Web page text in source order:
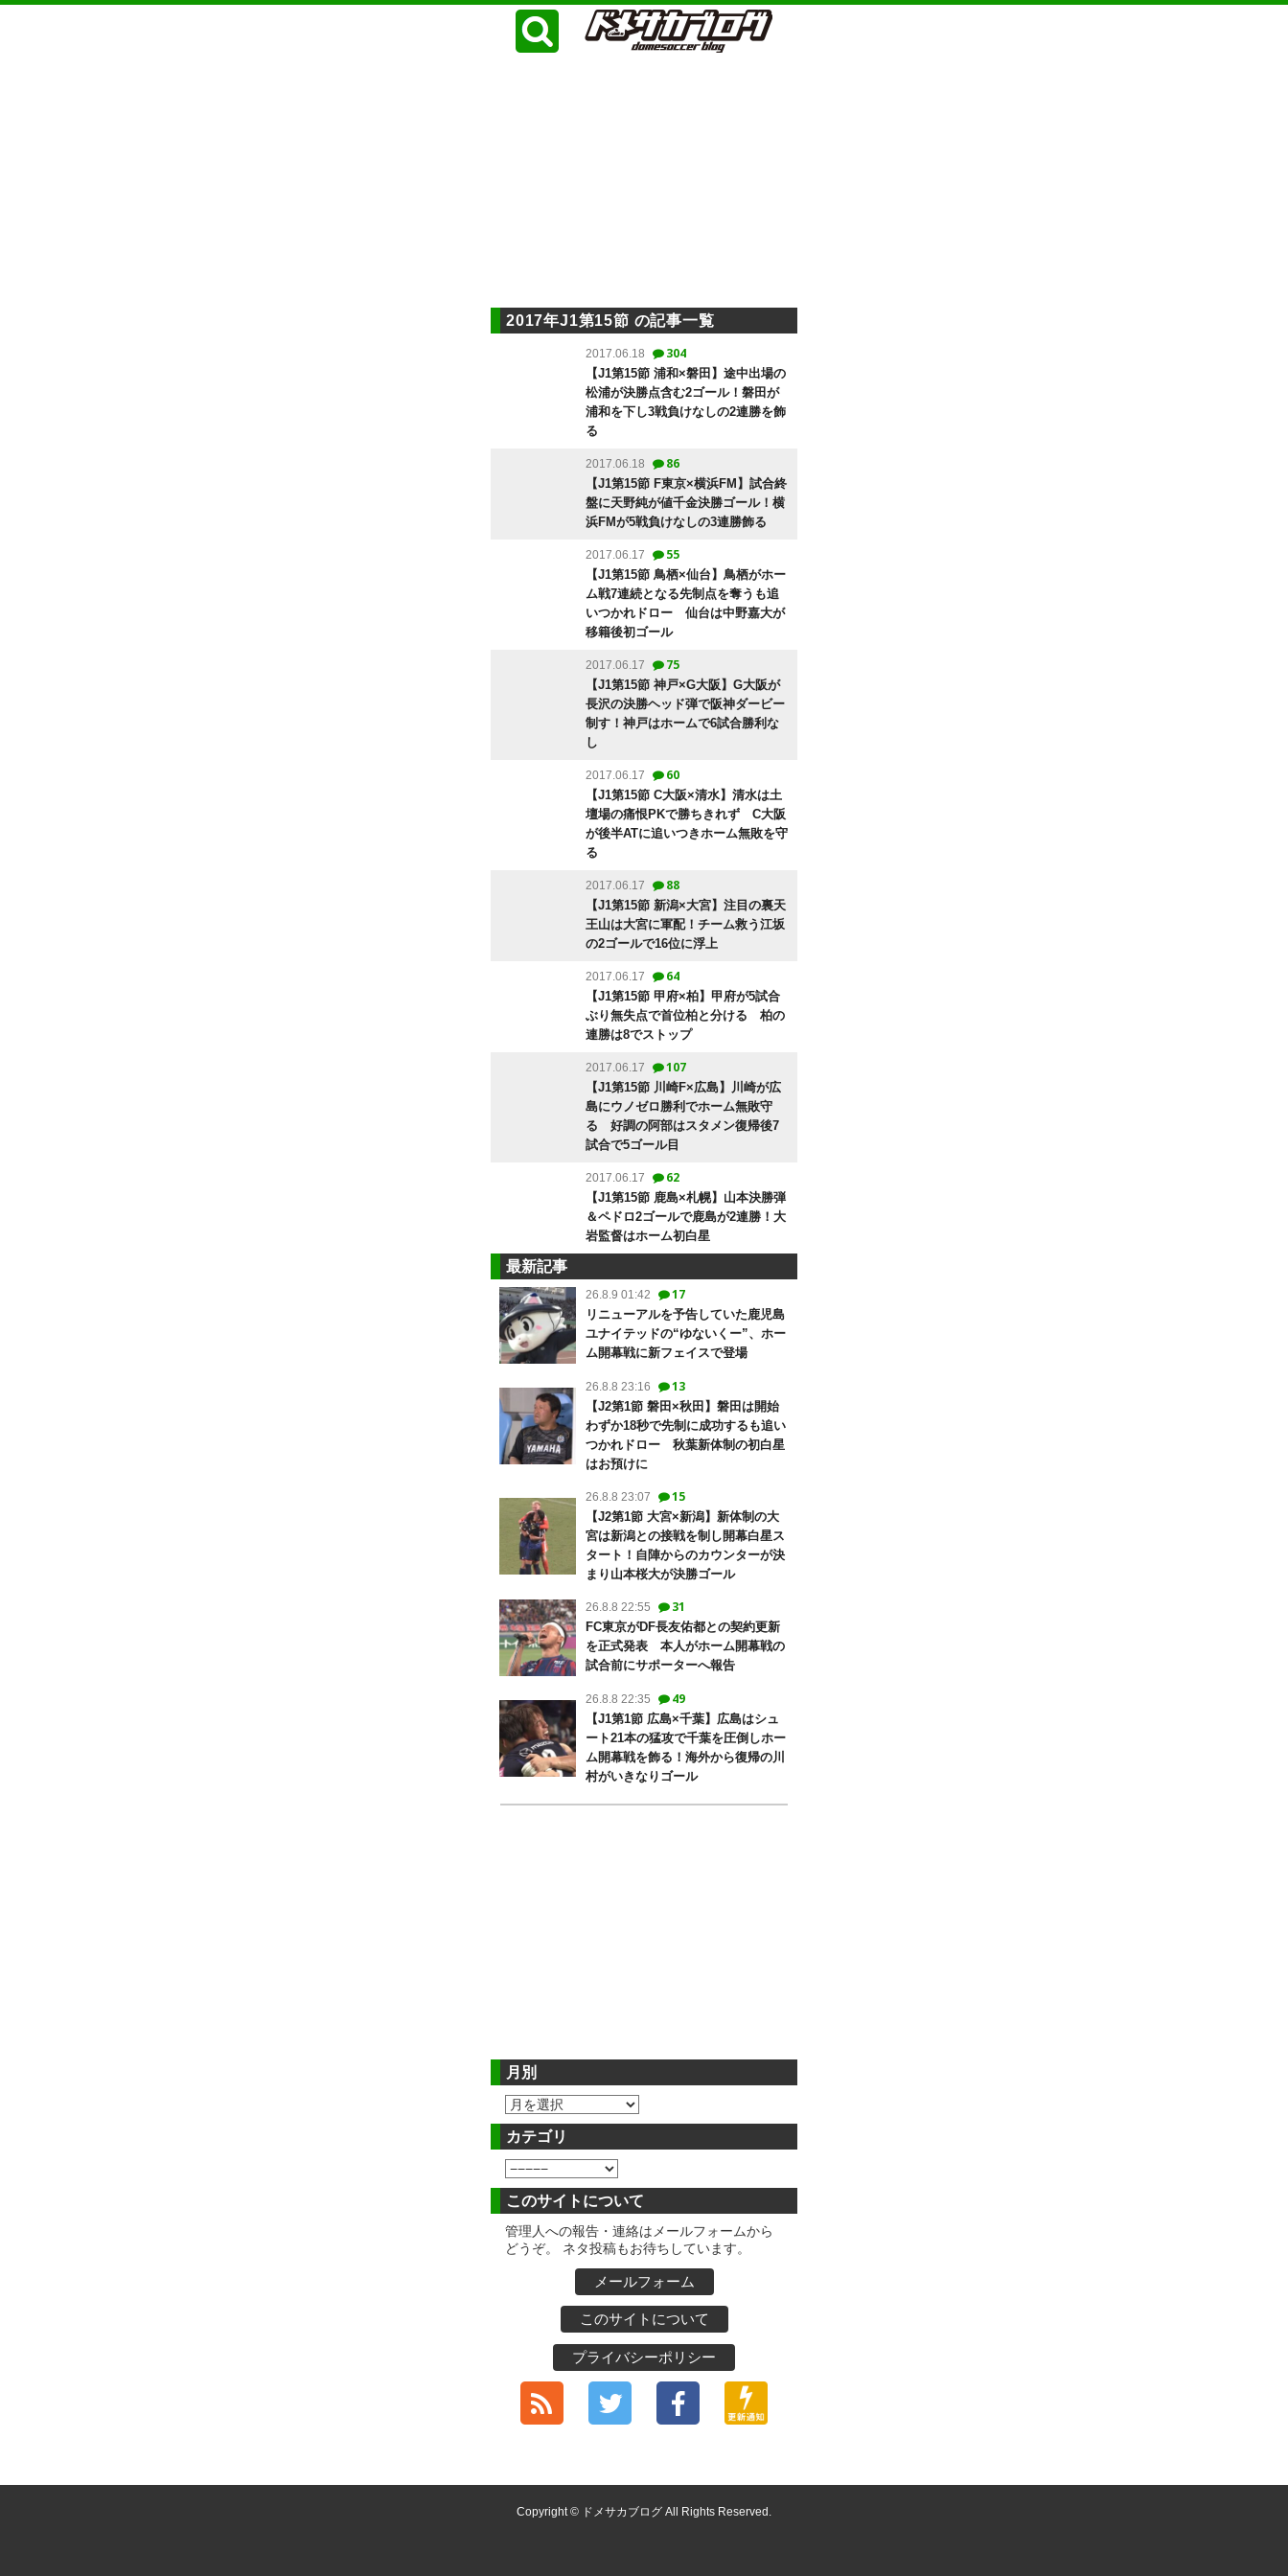
2017年J1第15節 の記事一覧
2017.06.18 304
【J1第15節 浦和×磐田】途中出場の
松浦が決勝点含む2ゴール！磐田が
浦和を下し3戦負けなしの2連勝を飾
る
2017.06.18 86
【J1第15節 F東京×横浜FM】試合終
盤に天野純が値千金決勝ゴール！横
浜FMが5戦負けなしの3連勝飾る
2017.06.17 55
【J1第15節 鳥栖×仙台】鳥栖がホー
ム戦7連続となる先制点を奪うも追
いつかれドロー 仙台は中野嘉大が
移籍後初ゴール
2017.06.17 75
【J1第15節 神戸×G大阪】G大阪が
長沢の決勝ヘッド弾で阪神ダービー
制す！神戸はホームで6試合勝利な
し
2017.06.17 60
【J1第15節 C大阪×清水】清水は土
壇場の痛恨PKで勝ちきれず C大阪
が後半ATに追いつきホーム無敗を守
る
2017.06.17 88
【J1第15節 新潟×大宮】注目の裏天
王山は大宮に軍配！チーム救う江坂
の2ゴールで16位に浮上
2017.06.17 64
【J1第15節 甲府×柏】甲府が5試合
ぶり無失点で首位柏と分ける 柏の
連勝は8でストップ
2017.06.17 107
【J1第15節 川崎F×広島】川崎が広
島にウノゼロ勝利でホーム無敗守
る 好調の阿部はスタメン復帰後7
試合で5ゴール目
2017.06.17 62
【J1第15節 鹿島×札幌】山本決勝弾
＆ペドロ2ゴールで鹿島が2連勝！大
岩監督はホーム初白星
最新記事
26.8.9 01:42 17
リニューアルを予告していた鹿児島
ユナイテッドの“ゆないくー”、ホー
ム開幕戦に新フェイスで登場
26.8.8 23:16 13
【J2第1節 磐田×秋田】磐田は開始
わずか18秒で先制に成功するも追い
つかれドロー 秋葉新体制の初白星
はお預けに
26.8.8 23:07 15
【J2第1節 大宮×新潟】新体制の大
宮は新潟との接戦を制し開幕白星ス
タート！自陣からのカウンターが決
まり山本桜大が決勝ゴール
26.8.8 22:55 31
FC東京がDF長友佑都との契約更新
を正式発表 本人がホーム開幕戦の
試合前にサポーターへ報告
26.8.8 22:35 49
【J1第1節 広島×千葉】広島はシュ
ート21本の猛攻で千葉を圧倒しホー
ム開幕戦を飾る！海外から復帰の川
村がいきなりゴール
月別
カテゴリ
このサイトについて
管理人への報告・連絡はメールフォームから
どうぞ。 ネタ投稿もお待ちしています。
メールフォーム
このサイトについて
プライバシーポリシー
Copyright © ドメサカブログ All Rights Reserved.